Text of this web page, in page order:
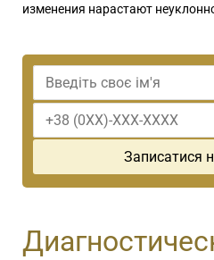
изменения нарастают